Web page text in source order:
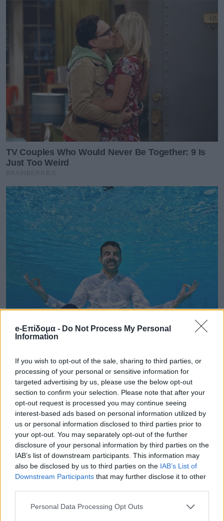
e-Επίδομα - Do Not Process My Personal
Information
If you wish to opt-out of the sale, sharing to third parties, or
processing of your personal or sensitive information for
targeted advertising by us, please use the below opt-out
section to confirm your selection. Please note that after your
opt-out request is processed you may continue seeing
interest-based ads based on personal information utilized by
us or personal information disclosed to third parties prior to
your opt-out. You may separately opt-out of the further
disclosure of your personal information by third parties on the
IAB’s list of downstream participants. This information may
also be disclosed by us to third parties on the IAB’s List of
Downstream Participants that may further disclose it to other
Personal Data Processing Opt Outs